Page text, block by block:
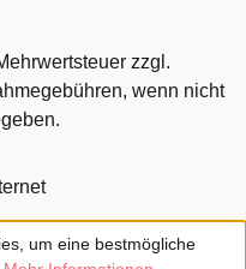
zzgl.
wenn nicht
um eine bestmögliche